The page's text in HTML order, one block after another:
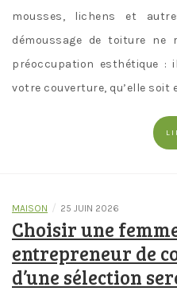
mousses, lichens et
démoussage de toiture ne
préoccupation esthétique :
votre couverture, qu’elle soit
MAISON / 25 JUIN 2026
Choisir une
entrepreneur de
d’une sélection